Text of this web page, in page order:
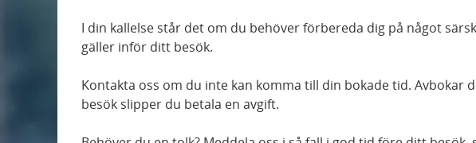
I din kallelse står det om du behöver förbereda dig på något
gäller inför ditt besök.
Kontakta oss om du inte kan komma till din bokade tid. Avbokar
besök slipper du betala en avgift.